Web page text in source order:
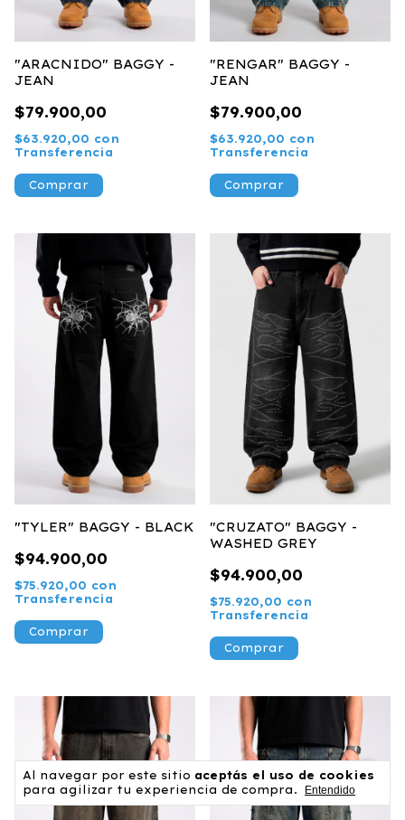
Al navegar por este sitio aceptás el uso de cookies
para agilizar tu experiencia de compra.
Entendido
"ARACNIDO" BAGGY -
JEAN
$79.900,00
$63.920,00 con
Transferencia
Comprar
"RENGAR" BAGGY -
JEAN
$79.900,00
$63.920,00 con
Transferencia
Comprar
"TYLER" BAGGY - BLACK
$94.900,00
$75.920,00 con
Transferencia
Comprar
"CRUZATO" BAGGY -
WASHED GREY
$94.900,00
$75.920,00 con
Transferencia
Comprar